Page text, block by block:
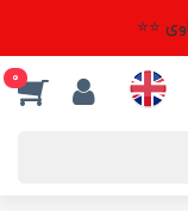
⭐⭐
0